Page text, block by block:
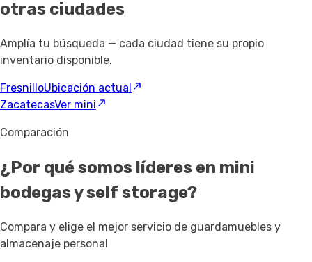
otras ciudades
Amplía tu búsqueda — cada ciudad tiene su propio
inventario disponible.
FresnilloUbicación actual
ZacatecasVer mini
Comparación
¿Por qué somos líderes en mini
bodegas y self storage?
Compara y elige el mejor servicio de guardamuebles y
almacenaje personal